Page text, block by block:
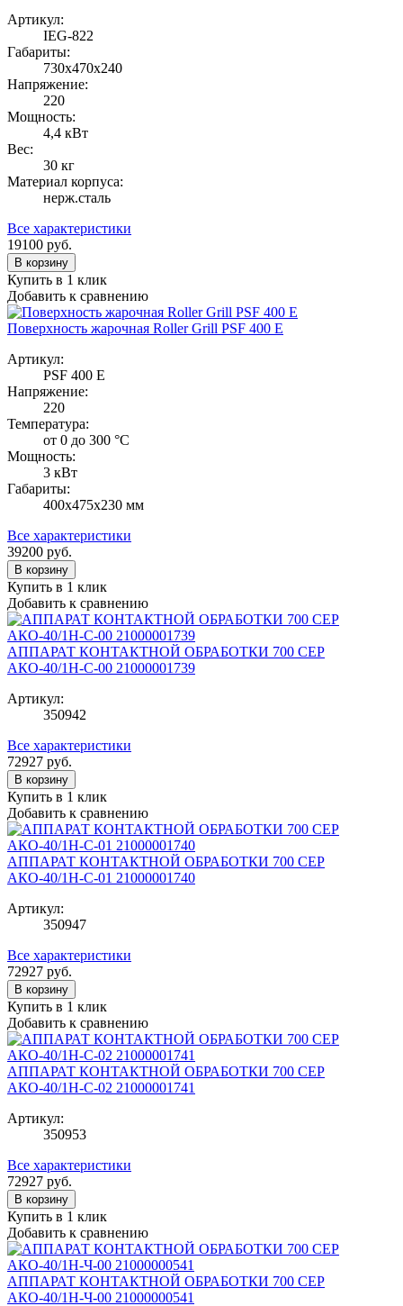
Артикул:
IEG-822
Габариты:
730x470x240
Напряжение:
220
Мощность:
4,4 кВт
Вес:
30 кг
Материал корпуса:
нерж.сталь
Все характеристики
19100 руб.
В корзину
Купить в 1 клик
Добавить к сравнению
Поверхность жарочная Roller Grill PSF 400 E
Артикул:
PSF 400 E
Напряжение:
220
Температура:
от 0 до 300 °С
Мощность:
3 кВт
Габариты:
400х475х230 мм
Все характеристики
39200 руб.
В корзину
Купить в 1 клик
Добавить к сравнению
АППАРАТ КОНТАКТНОЙ ОБРАБОТКИ 700 СЕР
АКО-40/1Н-С-00 21000001739
Артикул:
350942
Все характеристики
72927 руб.
В корзину
Купить в 1 клик
Добавить к сравнению
АППАРАТ КОНТАКТНОЙ ОБРАБОТКИ 700 СЕР
АКО-40/1Н-С-01 21000001740
Артикул:
350947
Все характеристики
72927 руб.
В корзину
Купить в 1 клик
Добавить к сравнению
АППАРАТ КОНТАКТНОЙ ОБРАБОТКИ 700 СЕР
АКО-40/1Н-С-02 21000001741
Артикул:
350953
Все характеристики
72927 руб.
В корзину
Купить в 1 клик
Добавить к сравнению
АППАРАТ КОНТАКТНОЙ ОБРАБОТКИ 700 СЕР
АКО-40/1Н-Ч-00 21000000541